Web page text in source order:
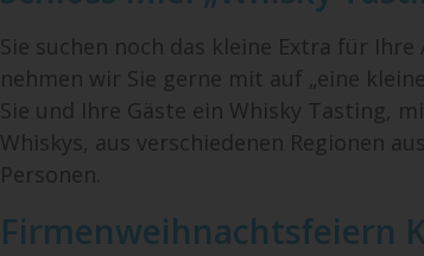
Sie suchen noch das kleine Extra für
nehmen wir Sie gerne mit auf „eine
Sie und Ihre Gäste ein Whisky Tasting,
Whiskys, aus verschiedenen Regionen
Personen.
Firmenweihnachtsfeiern